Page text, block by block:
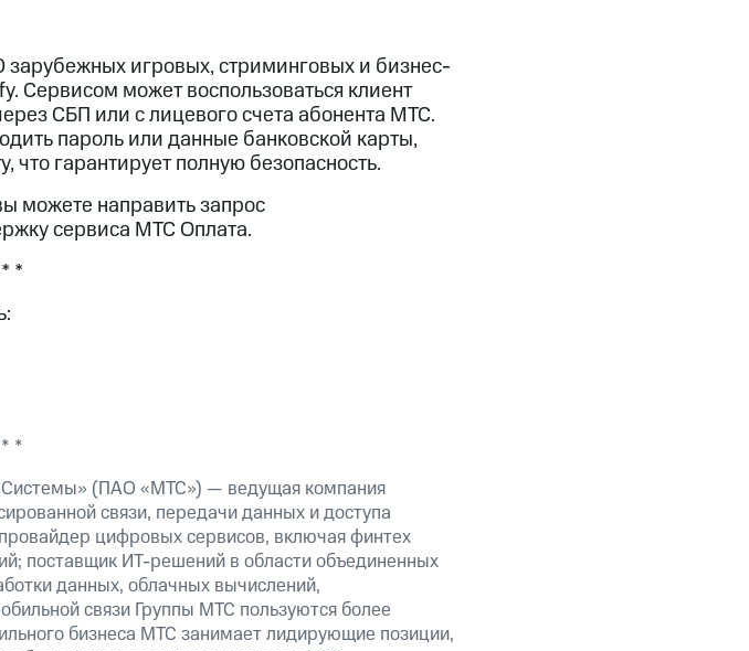
игровых, стриминговых и бизнес-
Сервисом может воспользоваться клиент
СБП или с лицевого счета абонента МТС.
пароль или данные банковской карты,
что гарантирует полную безопасность.
можете направить запрос
сервиса МТС Оплата.
*
*
(ПАО «МТС») — ведущая компания
связи, передачи данных и доступа
цифровых сервисов, включая финтех
поставщик ИТ-решений в области объединенных
данных, облачных вычислений,
связи Группы МТС пользуются более
бизнеса МТС занимает лидирующие позиции,